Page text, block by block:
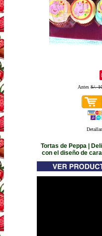
Antes S/.
Tortas de Peppa |
con el diseño de